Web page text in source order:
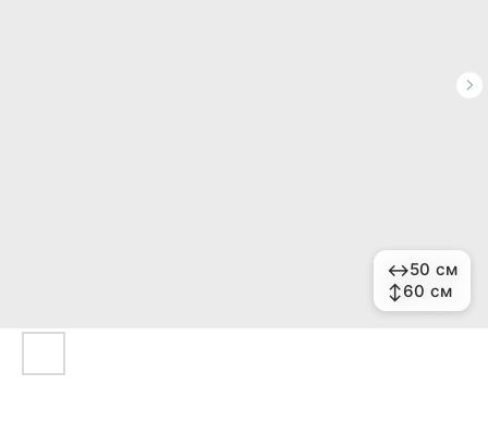
↔50 см
↕60 см
↔50 см
↕60 см